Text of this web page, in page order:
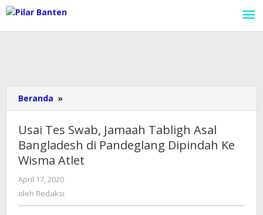
Lewati
ke
konten
Beranda »
Tes
Jamaah
Tabligh
Asal
Dipindah
Usai Tes Swab, Jamaah Tabligh Asal
Bangladesh di Pandeglang Dipindah Ke
Wisma Atlet
April 17, 2020
oleh Redaksi